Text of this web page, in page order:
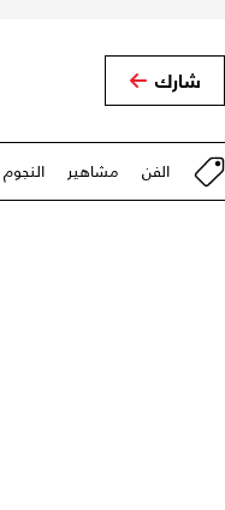
شارك
الفن مشاهير النجوم